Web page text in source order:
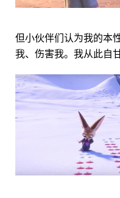
但小伙伴们认为我的本
我、伤害我。我从此自